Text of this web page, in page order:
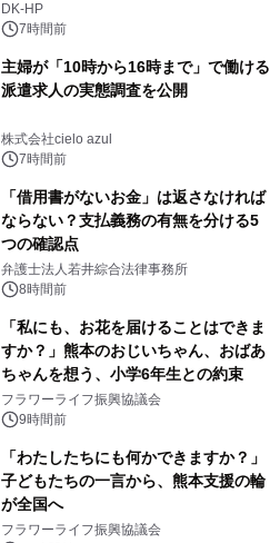
DK-HP
7時間前
主婦が「10時から16時まで」で働ける
派遣求人の実態調査を公開
株式会社cielo azul
7時間前
「借用書がないお金」は返さなければ
ならない？支払義務の有無を分ける5
つの確認点
弁護士法人若井綜合法律事務所
8時間前
「私にも、お花を届けることはできま
すか？」熊本のおじいちゃん、おばあ
ちゃんを想う、小学6年生との約束
フラワーライフ振興協議会
9時間前
「わたしたちにも何かできますか？」
子どもたちの一言から、熊本支援の輪
が全国へ
フラワーライフ振興協議会